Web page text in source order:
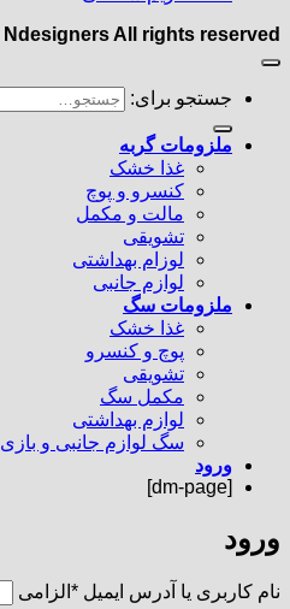
Ndesigners All rights reserved
جستجو برای:
ملزومات گربه
غذا خشک
کنسرو و پوچ
مالت و مکمل
تشویقی
لوزام بهداشتی
لوازم جانبی
ملزومات سگ
غذا خشک
پوچ و کنسرو
تشویقی
مکمل سگ
لوازم بهداشتی
سگ لوازم جانبی و بازی
ورود
[dm-page]
ورود
نام کاربری یا آدرس ایمیل * الزامی